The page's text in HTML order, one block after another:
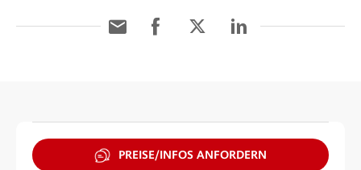
PREISE/INFOS ANFORDERN